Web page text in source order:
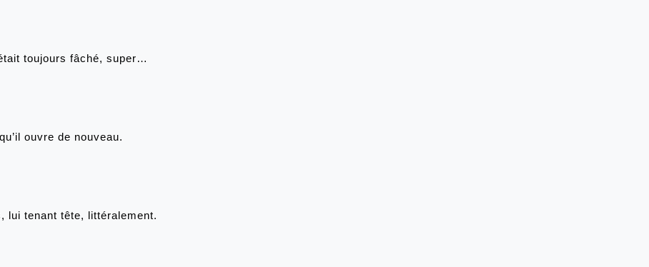
toujours fâché, super…
ouvre de nouveau.
lui tenant tête, littéralement.